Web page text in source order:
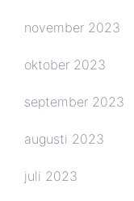
november 2023
oktober 2023
september 2023
augusti 2023
juli 2023